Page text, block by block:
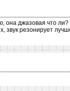
джазовая что
звук резонирует